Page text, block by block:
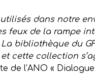
dans notre
feux de la rampe
bibliothèque du
cette collection
de l’ANO «